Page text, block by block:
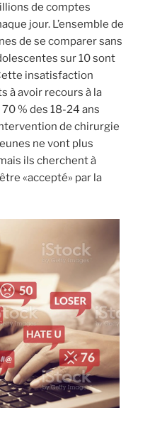
de comptes
jour. L’ensemble de
de se comparer sans
sur 10 sont
insatisfaction
à avoir recours à la
% des 18-24 ans
de chirurgie
ne vont plus
ils cherchent à
«accepté» par la